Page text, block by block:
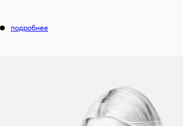
подробнее